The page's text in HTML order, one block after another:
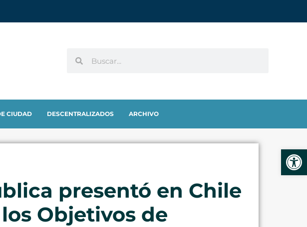
CIUDAD DESCENTRALIZADOS ARCHIVO
presentó en Chile
Objetivos de